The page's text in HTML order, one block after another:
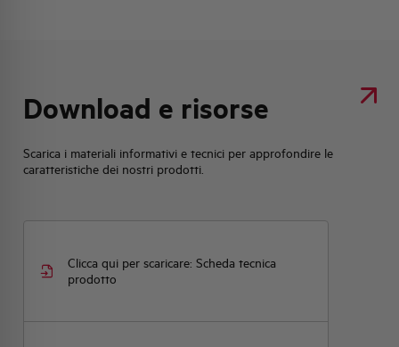
Download e risorse
Scarica i materiali informativi e tecnici per approfondire le
caratteristiche dei nostri prodotti.
Clicca qui per scaricare: Scheda tecnica
prodotto